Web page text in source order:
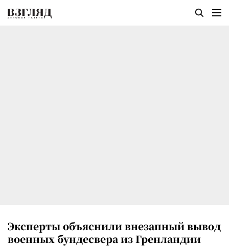
Эксперты объяснили внезапный вывод
военных бундесвера из Гренландии